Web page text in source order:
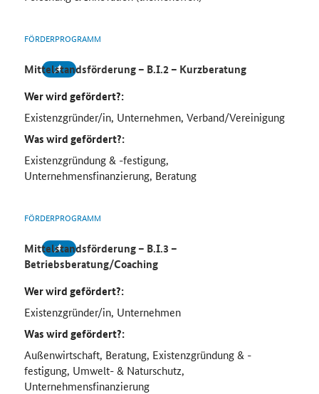
FÖRDERPROGRAMM
Mittelstandsförderung – B.I.2 – Kurzberatung
Wer wird gefördert?:
Existenzgründer/in, Unternehmen, Verband/Vereinigung
Was wird gefördert?:
Existenzgründung & -festigung,
Unternehmensfinanzierung, Beratung
FÖRDERPROGRAMM
Mittelstandsförderung – B.I.3 –
Betriebsberatung/Coaching
Wer wird gefördert?:
Existenzgründer/in, Unternehmen
Was wird gefördert?:
Außenwirtschaft, Beratung, Existenzgründung & -
festigung, Umwelt- & Naturschutz,
Unternehmensfinanzierung